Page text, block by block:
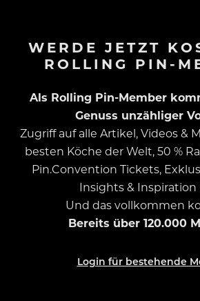
WERDE JETZT
ROLLING PIN-
Als Rolling Pin-Member
Genuss unzähliger
Zugriff auf alle Artikel, Videos &
besten Köche der Welt, 50 %
Pin.Convention Tickets,
Insights & Inspiration
Und das vollkommen
Bereits über 120.000
Login für bestehende